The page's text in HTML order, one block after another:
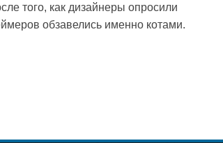
того, как дизайнеры опросили
обзавелись именно котами.